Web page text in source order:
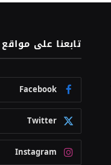
تابعنا على
Facebook
Twitter
Instagram